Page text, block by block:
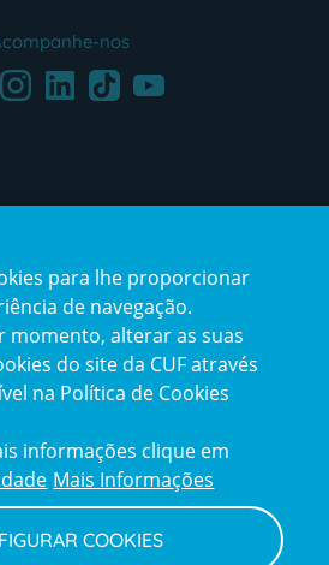
nos
InstagramLinkedInTikTokYoutube
para lhe proporcionar
de navegação.
momento, alterar as suas
do site da CUF através
na Política de Cookies
informações clique em
Mais Informações
COOKIES